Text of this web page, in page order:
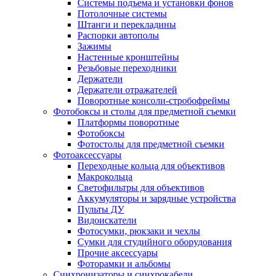
Системы подъема и установки фонов
Потолочные системы
Штанги и перекладины
Распорки автополы
Зажимы
Настенные кронштейны
Резьбовые переходники
Держатели
Держатели отражателей
Поворотные консоли-стробофреймы
Фотобоксы и столы для предметной съемки
Платформы поворотные
Фотобоксы
Фотостолы для предметной съемки
Фотоаксессуары
Переходные кольца для объективов
Макрокольца
Светофильтры для объективов
Аккумуляторы и зарядные устройства
Пульты ДУ
Видоискатели
Фотосумки, рюкзаки и чехлы
Сумки для студийного оборудования
Прочие аксессуары
Фоторамки и альбомы